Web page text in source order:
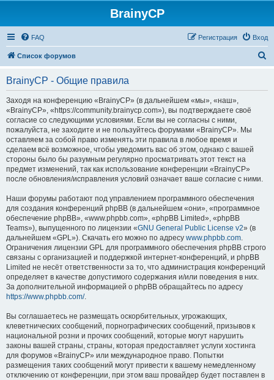
BrainyCP
FAQ Вход
Регистрация
Список форумов
BrainyCP - Общие правила
Заходя на конференцию «BrainyCP» (в дальнейшем «мы», «наш»,
«BrainyCP», «https://community.brainycp.com»), вы подтверждаете своё
согласие со следующими условиями. Если вы не согласны с ними,
пожалуйста, не заходите и не пользуйтесь форумами «BrainyCP». Мы
оставляем за собой право изменять эти правила в любое время и
сделаем всё возможное, чтобы уведомить вас об этом, однако с вашей
стороны было бы разумным регулярно просматривать этот текст на
предмет изменений, так как использование конференции «BrainyCP»
после обновления/исправления условий означает ваше согласие с ними.
Наши форумы работают под управлением программного обеспечения
для создания конференций phpBB (в дальнейшем «они», «программное
обеспечение phpBB», «www.phpbb.com», «phpBB Limited», «phpBB
Teams»), выпущенного по лицензии «GNU General Public License v2» (в
дальнейшем «GPL»). Скачать его можно по адресу www.phpbb.com.
Ограничения лицензии GPL для программного обеспечения phpBB строго
связаны с организацией и поддержкой интернет-конференций, и phpBB
Limited не несёт ответственности за то, что администрация конференций
определяет в качестве допустимого содержания и/или поведения в них.
За дополнительной информацией о phpBB обращайтесь по адресу
https://www.phpbb.com/.
Вы соглашаетесь не размещать оскорбительных, угрожающих,
клеветнических сообщений, порнографических сообщений, призывов к
национальной розни и прочих сообщений, которые могут нарушить
законы вашей страны, страны, которая предоставляет услуги хостинга
для форумов «BrainyCP» или международное право. Попытки
размещения таких сообщений могут привести к вашему немедленному
отключению от конференции, при этом ваш провайдер будет поставлен в